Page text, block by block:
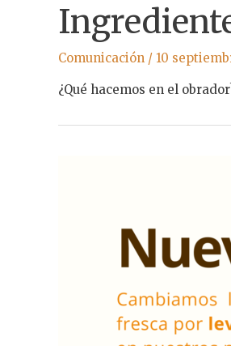
Comunicación / 10
¿Qué hacemos en el